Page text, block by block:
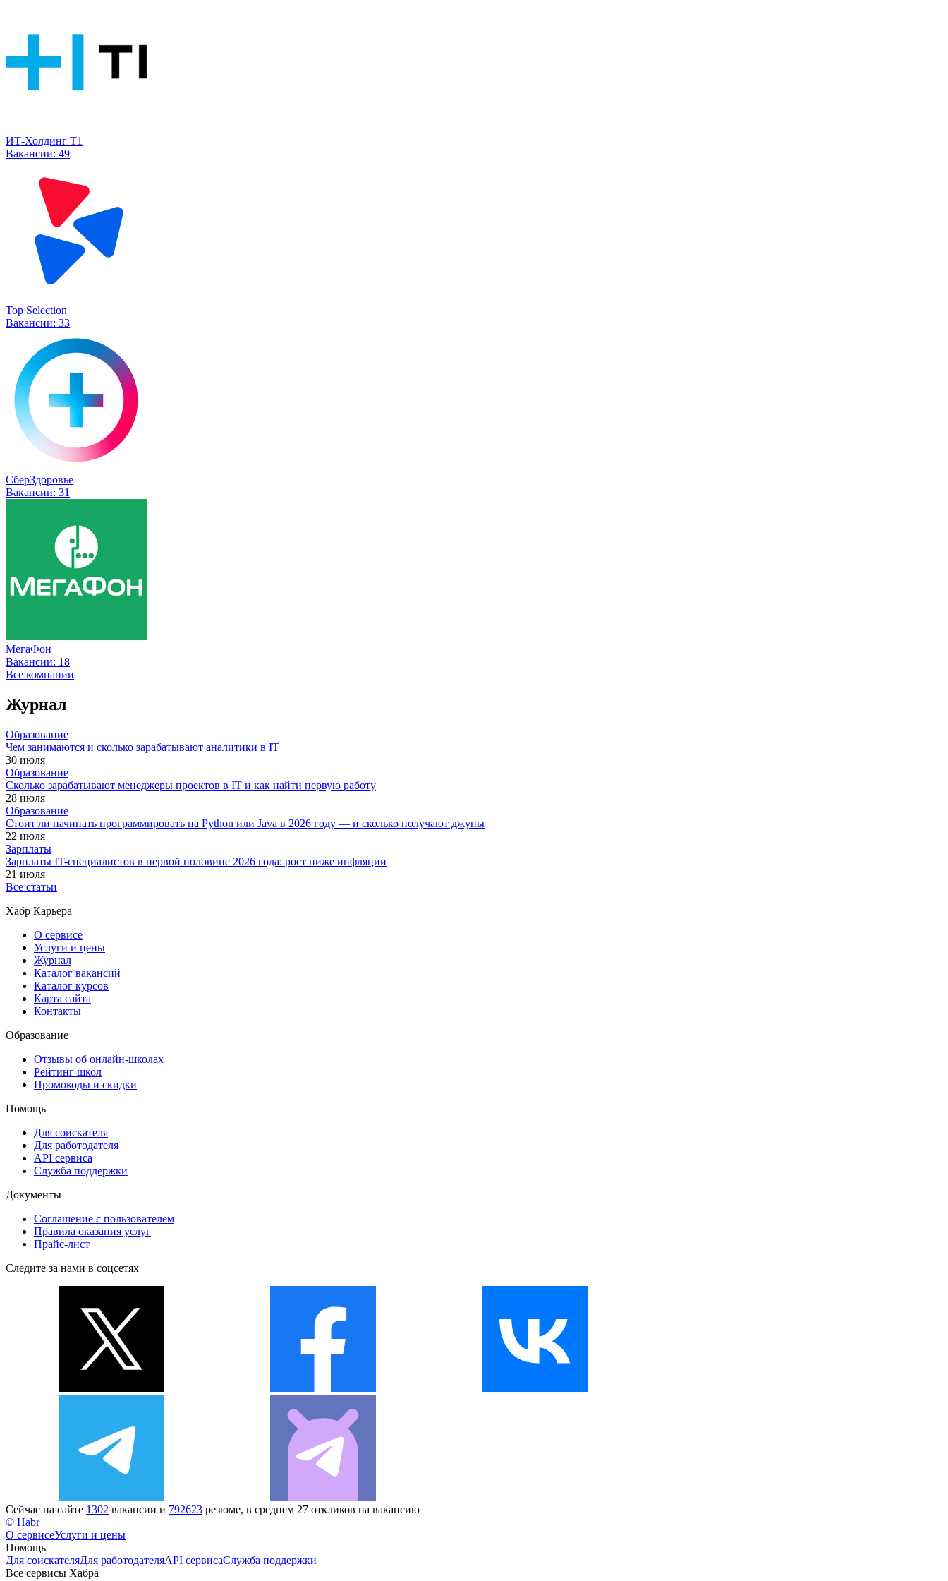
ИТ-Холдинг Т1
Вакансии: 49
Top Selection
Вакансии: 33
СберЗдоровье
Вакансии: 31
МегаФон
Вакансии: 18
Все компании
Журнал
Образование
Чем занимаются и сколько зарабатывают аналитики в IT
30 июля
Образование
Сколько зарабатывают менеджеры проектов в IT и как найти первую работу
28 июля
Образование
Стоит ли начинать программировать на Python или Java в 2026 году — и сколько получают джуны
22 июля
Зарплаты
Зарплаты IT-специалистов в первой половине 2026 года: рост ниже инфляции
21 июля
Все статьи
Хабр Карьера
О сервисе
Услуги и цены
Журнал
Каталог вакансий
Каталог курсов
Карта сайта
Контакты
Образование
Отзывы об онлайн-школах
Рейтинг школ
Промокоды и скидки
Помощь
Для соискателя
Для работодателя
API сервиса
Служба поддержки
Документы
Соглашение с пользователем
Правила оказания услуг
Прайс-лист
Следите за нами в соцсетях
Сейчас на сайте 1302 вакансии и 792623 резюме, в среднем 27 откликов на вакансию
© Habr
О сервисеУслуги и цены
Помощь
Для соискателяДля работодателяAPI сервисаСлужба поддержки
Все сервисы Хабра